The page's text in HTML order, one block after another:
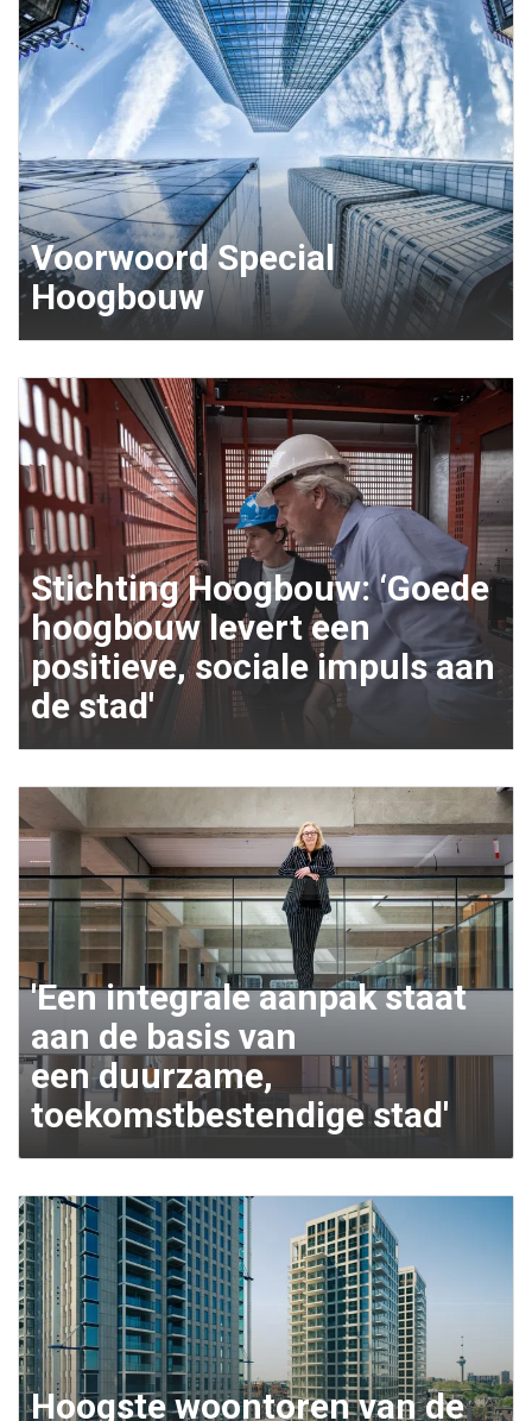
Voorwoord Special
Hoogbouw
Stichting Hoogbouw: ‘Goede
hoogbouw levert een
positieve, sociale impuls aan
de stad'
'Een integrale aanpak staat
aan de basis van
een duurzame,
toekomstbestendige stad'
Hoogste woontoren van de